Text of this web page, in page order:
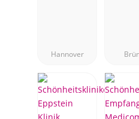
Hannover